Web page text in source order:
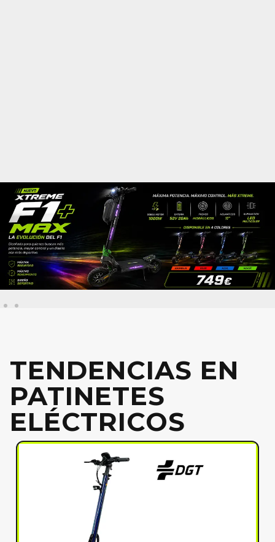
TENDENCIAS EN
PATINETES
ELÉCTRICOS